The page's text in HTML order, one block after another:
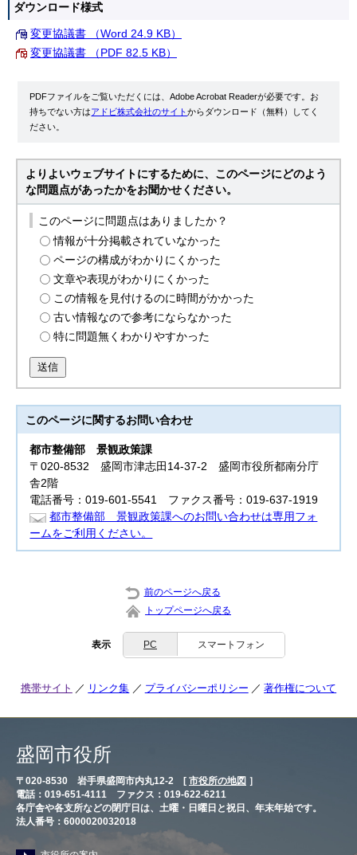
ダウンロード様式
変更協議書 （Word 24.9 KB）
変更協議書 （PDF 82.5 KB）
PDFファイルをご覧いただくには、Adobe Acrobat Readerが必要です。お
持ちでない方はアドビ株式会社のサイトからダウンロード（無料）してく
ださい。
よりよいウェブサイトにするために、このページにどのよう
な問題点があったかをお聞かせください。
このページに問題点はありましたか？
情報が十分掲載されていなかった
ページの構成がわかりにくかった
文章や表現がわかりにくかった
この情報を見付けるのに時間がかかった
古い情報なので参考にならなかった
特に問題無くわかりやすかった
送信
このページに関するお問い合わせ
都市整備部景観政策課
〒020-8532 盛岡市津志田14-37-2 盛岡市役所都南分庁
舎2階
電話番号：019-601-5541 ファクス番号：019-637-1919
都市整備部 景観政策課へのお問い合わせは専用フォ
ームをご利用ください。
前のページへ戻る
トップページへ戻る
表示 PC スマートフォン
携帯サイト リンク集 プライバシーポリシー 著作権について
盛岡市役所
〒020-8530 岩手県盛岡市内丸12-2 [ 市役所の地図 ］
電話：019-651-4111 ファクス：019-622-6211
各庁舎や各支所などの閉庁日は、土曜・日曜日と祝日、年末年始です。
法人番号：6000020032018